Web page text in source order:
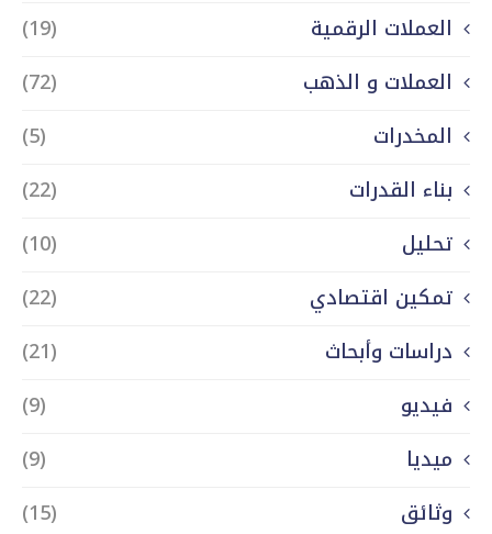
العملات الرقمية
(19)
العملات و الذهب
(72)
المخدرات
(5)
بناء القدرات
(22)
تحليل
(10)
تمكين اقتصادي
(22)
دراسات وأبحاث
(21)
فيديو
(9)
ميديا
(9)
وثائق
(15)